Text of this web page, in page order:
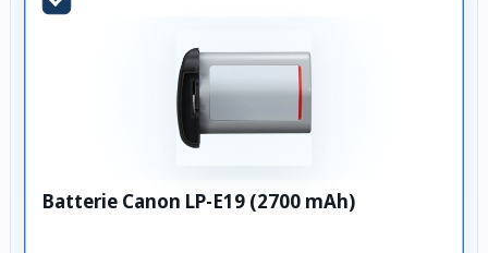
Batterie Canon LP-E19 (2700 mAh)